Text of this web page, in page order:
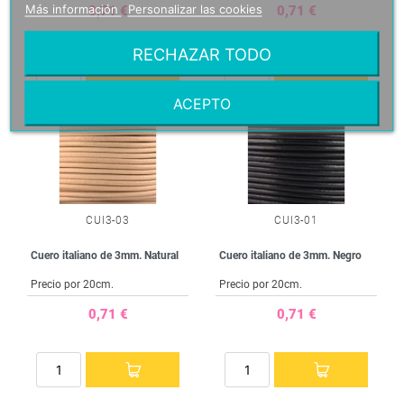
0,71 € 0,71 €
CUI3-03
Cuero italiano de 3mm. Natural
Precio por 20cm.
0,71 €
CUI3-01
Cuero italiano de 3mm. Negro
Precio por 20cm.
0,71 €
Más información Personalizar las cookies
RECHAZAR TODO
ACEPTO